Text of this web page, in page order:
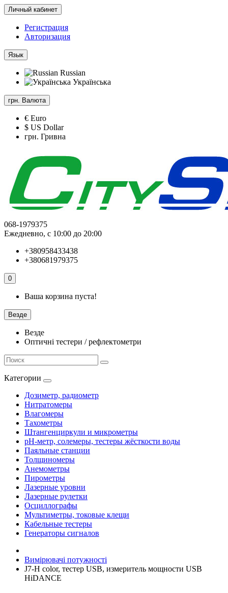
Личный кабинет
Регистрация
Авторизация
Язык
Russian
Українська
грн. Валюта
€ Euro
$ US Dollar
грн. Гривна
068-1979375
Ежедневно, с 10:00 до 20:00
+380958433438
+380681979375
0
Ваша корзина пуста!
Везде
Везде
Оптичні тестери / рефлектометри
Категории
Дозиметр, радиометр
Нитратомеры
Влагомеры
Тахометры
Штангенциркули и микрометры
pH-метр, солемеры, тестеры жёсткости воды
Паяльные станции
Толщиномеры
Анемометры
Пирометры
Лазерные уровни
Лазерные рулетки
Осциллографы
Мультиметры, токовые клещи
Кабельные тестеры
Генераторы сигналов
Вимірювачі потужності
J7-H color, тестер USB, измеритель мощности USB
HiDANCE